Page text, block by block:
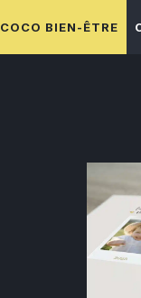
COCO BIEN-ÊTRE